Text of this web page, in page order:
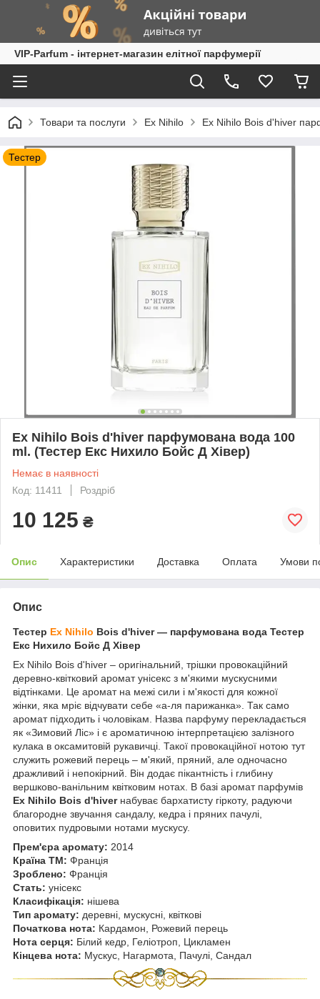
VIP-Parfum - інтернет-магазин елітної парфумерії
Товари та послуги Ex Nihilo Ex Nihilo Bois d'hiver
Тестер
Ex Nihilo Bois d'hiver парфумована вода 100
ml. (Тестер Екс Нихило Бойс Д Хівер)
Немає в наявності
Код: 11411
Роздріб
10 125 ₴
Опис Характеристики Доставка Оплата Умови
Опис
Тестер Ex Nihilo Bois d'hiver ― парфумована вода Тестер
Екс Нихило Бойс Д Хівер
Ex Nihilo Bois d'hiver – оригінальний, трішки провокаційний
деревно-квітковий аромат унісекс з м'якими мускусними
відтінками. Це аромат на межі сили і м'якості для кожної
жінки, яка мріє відчувати себе «а-ля парижанка». Так само
аромат підходить і чоловікам. Назва парфуму перекладається
як «Зимовий Ліс» і є ароматичною інтерпретацією залізного
кулака в оксамитовій рукавичці. Такої провокаційної нотою тут
служить рожевий перець – м'який, пряний, але одночасно
дражливий і непокірний. Він додає пікантність і глибину
вершково-ванільним квітковим нотах. В базі аромат парфумів
Ex Nihilo Bois d'hiverнабуває бархатисту гіркоту, радуючи
благородне звучання сандалу, кедра і пряних пачулі,
оповитих пудровыми нотами мускусу.
Прем'єра аромату: 2014
Країна ТМ: Франція
Зроблено: Франція
Стать: унісекс
Класифікація: нішева
Тип аромату: деревні, мускусні, квіткові
Початкова нота: Кардамон, Рожевий перець
Нота серця: Білий кедр, Геліотроп, Цикламен
Кінцева нота: Мускус, Нагармота, Пачулі, Сандал